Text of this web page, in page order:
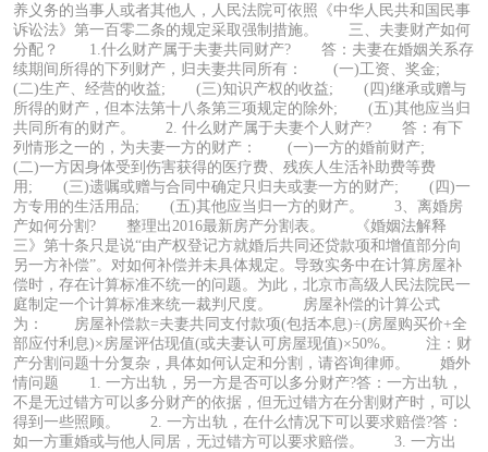
养义务的当事人或者其他人，人民法院可依照《中华人民共和国民事
诉讼法》第一百零二条的规定采取强制措施。 三、夫妻财产如何
分配？ 1.什么财产属于夫妻共同财产? 答：夫妻在婚姻关系存
续期间所得的下列财产，归夫妻共同所有： (一)工资、奖金;
(二)生产、经营的收益; (三)知识产权的收益; (四)继承或赠与
所得的财产，但本法第十八条第三项规定的除外; (五)其他应当归
共同所有的财产。 2. 什么财产属于夫妻个人财产? 答：有下
列情形之一的，为夫妻一方的财产： (一)一方的婚前财产;
(二)一方因身体受到伤害获得的医疗费、残疾人生活补助费等费
用; (三)遗嘱或赠与合同中确定只归夫或妻一方的财产; (四)一
方专用的生活用品; (五)其他应当归一方的财产。 3、离婚房
产如何分割? 整理出2016最新房产分割表。 《婚姻法解释
三》第十条只是说“由产权登记方就婚后共同还贷款项和增值部分向
另一方补偿”。对如何补偿并未具体规定。导致实务中在计算房屋补
偿时，存在计算标准不统一的问题。为此，北京市高级人民法院民一
庭制定一个计算标准来统一裁判尺度。 房屋补偿的计算公式
为： 房屋补偿款=夫妻共同支付款项(包括本息)÷(房屋购买价+全
部应付利息)×房屋评估现值(或夫妻认可房屋现值)×50%。 注：财
产分割问题十分复杂，具体如何认定和分割，请咨询律师。 婚外
情问题 1. 一方出轨，另一方是否可以多分财产?答：一方出轨，
不是无过错方可以多分财产的依据，但无过错方在分割财产时，可以
得到一些照顾。 2. 一方出轨，在什么情况下可以要求赔偿?答：
如一方重婚或与他人同居，无过错方可以要求赔偿。 3. 一方出